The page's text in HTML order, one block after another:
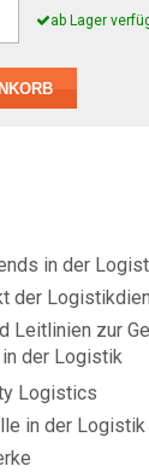
ab Lager
in der
der
Leitlinien zur
der Logistik
Logistics
in der Logistik